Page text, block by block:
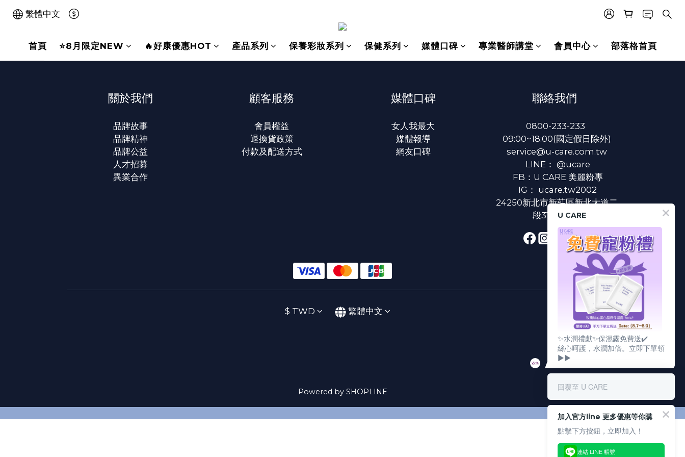
繁體中文
首頁 ⭐8月限定NEW 🔥好康優惠HOT 產品系列 保養彩妝系列 保健系列 媒體口碑 專業醫師講堂 會員中心 部落格首頁
關於我們
品牌故事
品牌精神
品牌公益
人才招募
異業合作
顧客服務
會員權益
退換貨政策
付款及配送方式
媒體口碑
女人我最大
媒體報導
網友口碑
聯絡我們
0800-233-233
09:00~18:00(國定假日除外)
service@u-care.com.tw
LINE： @ucare
FB： U CARE 美麗粉專
IG： ucare.tw2002
24250新北市新莊區新北大道二
段312號3樓
$ TWD 繁體中文
Powered by SHOPLINE
U CARE
✨水潤禮獻✨保濕露免費送✔️
絲心呵護，水潤加倍。立即下單領
▶▶
回覆至 U CARE
加入官方line 更多優惠等你購
點擊下方按鈕，立即加入！
連結 LINE 帳號